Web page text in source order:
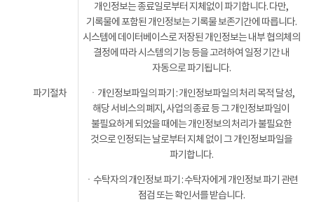
파기절차
개인정보는 종료일로부터 지체없이 파기합니다. 다만,
기록물에 포함된 개인정보는 기록물 보존기간에 따릅니다.
시스템에 데이터베이스로 저장된 개인정보는 내부 협의체의
결정에 따라 시스템의 기능 등을 고려하여 일정 기간 내
자동으로 파기됩니다.
ㆍ개인정보파일의 파기 : 개인정보파일의 처리 목적 달성,
해당 서비스의 폐지, 사업의 종료 등 그 개인정보파일이
불필요하게 되었을 때에는 개인정보의 처리가 불필요한
것으로 인정되는 날로부터 지체 없이 그 개인정보파일을
파기합니다.
ㆍ수탁자의 개인정보 파기 : 수탁자에게 개인정보 파기 관련
점검 또는 확인서를 받습니다.